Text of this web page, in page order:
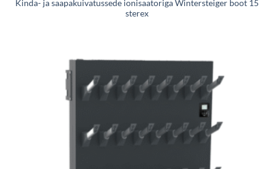
Kinda- ja saapakuivatussede ionisaatoriga Wintersteiger boot 15
sterex